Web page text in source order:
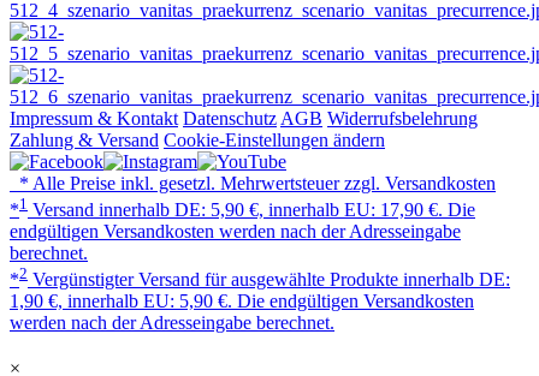
Impressum & Kontakt Datenschutz AGB Widerrufsbelehrung
Zahlung & Versand Cookie-Einstellungen ändern
* Alle Preise inkl. gesetzl. Mehrwertsteuer zzgl. Versandkosten
*1 Versand innerhalb DE: 5,90 €, innerhalb EU: 17,90 €. Die
endgültigen Versandkosten werden nach der Adresseingabe
berechnet.
*2 Vergünstigter Versand für ausgewählte Produkte innerhalb DE:
1,90 €, innerhalb EU: 5,90 €. Die endgültigen Versandkosten
werden nach der Adresseingabe berechnet.
×